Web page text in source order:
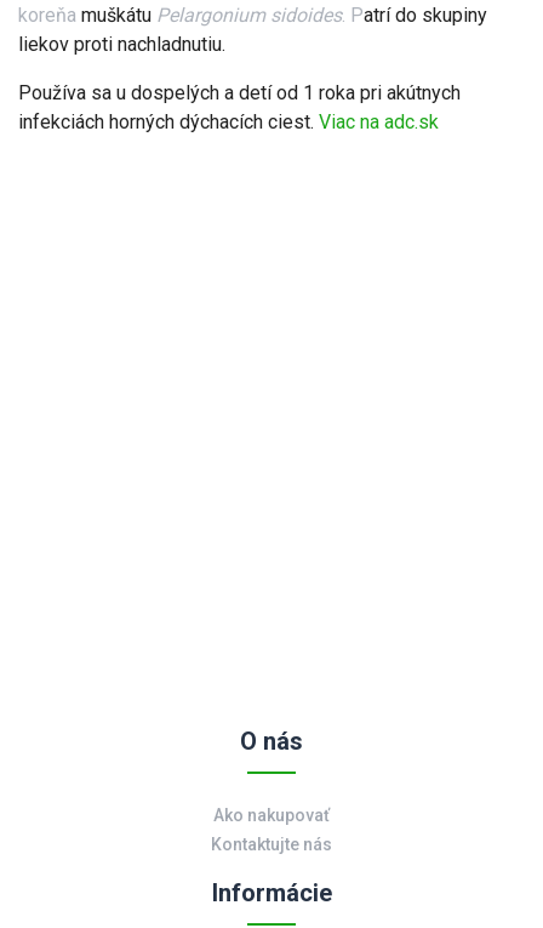
koreňa muškátu Pelargonium sidoides. Patrí do skupiny
liekov proti nachladnutiu.
Používa sa u dospelých a detí od 1 roka pri akútnych
infekciách horných dýchacích ciest. Viac na adc.sk
O nás
Ako nakupovať
Kontaktujte nás
Informácie